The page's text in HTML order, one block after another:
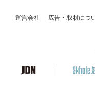
運営会社 広告・取材につ